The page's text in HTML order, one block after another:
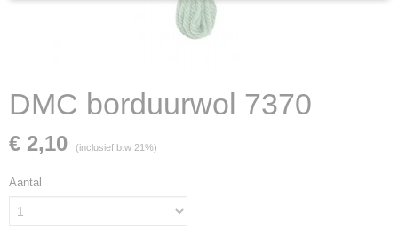
DMC borduurwol 7370
€ 2,10 (inclusief btw 21%)
Aantal